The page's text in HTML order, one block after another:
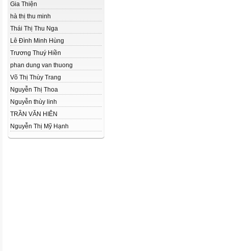
Gia Thiện
hà thị thu minh
Thái Thị Thu Nga
Lê Đình Minh Hùng
Trương Thuý Hiền
phan dung van thuong
Võ Thị Thùy Trang
Nguyễn Thị Thoa
Nguyễn thùy linh
TRẦN VĂN HIÊN
Nguyễn Thị Mỹ Hạnh